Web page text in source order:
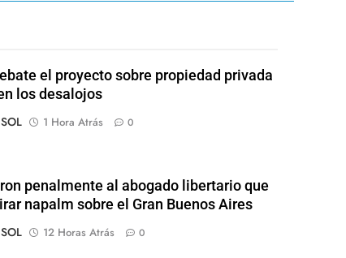
el proyecto sobre propiedad privada
los desalojos
1 Hora Atrás 0
penalmente al abogado libertario que
napalm sobre el Gran Buenos Aires
12 Horas Atrás 0